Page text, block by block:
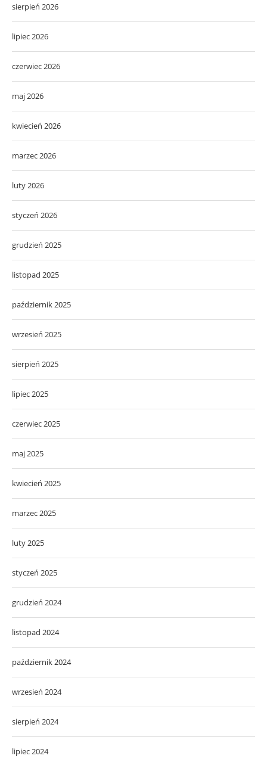
sierpień 2026
lipiec 2026
czerwiec 2026
maj 2026
kwiecień 2026
marzec 2026
luty 2026
styczeń 2026
grudzień 2025
listopad 2025
październik 2025
wrzesień 2025
sierpień 2025
lipiec 2025
czerwiec 2025
maj 2025
kwiecień 2025
marzec 2025
luty 2025
styczeń 2025
grudzień 2024
listopad 2024
październik 2024
wrzesień 2024
sierpień 2024
lipiec 2024